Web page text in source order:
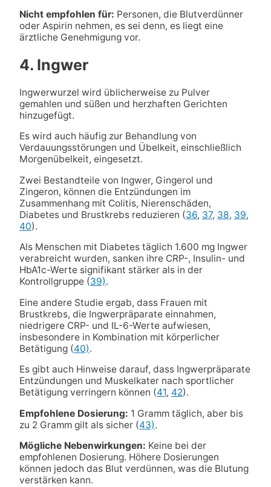
Nicht empfohlen für: Personen, die Blutverdünner
oder Aspirin nehmen, es sei denn, es liegt eine
ärztliche Genehmigung vor.
4. Ingwer
Ingwerwurzel wird üblicherweise zu Pulver
gemahlen und süßen und herzhaften Gerichten
hinzugefügt.
Es wird auch häufig zur Behandlung von
Verdauungsstörungen und Übelkeit, einschließlich
Morgenübelkeit, eingesetzt.
Zwei Bestandteile von Ingwer, Gingerol und
Zingeron, können die Entzündungen im
Zusammenhang mit Colitis, Nierenschäden,
Diabetes und Brustkrebs reduzieren (36, 37, 38, 39,
40).
Als Menschen mit Diabetes täglich 1.600 mg Ingwer
verabreicht wurden, sanken ihre CRP-, Insulin- und
HbA1c-Werte signifikant stärker als in der
Kontrollgruppe (39).
Eine andere Studie ergab, dass Frauen mit
Brustkrebs, die Ingwerpräparate einnahmen,
niedrigere CRP- und IL-6-Werte aufwiesen,
insbesondere in Kombination mit körperlicher
Betätigung (40).
Es gibt auch Hinweise darauf, dass Ingwerpräparate
Entzündungen und Muskelkater nach sportlicher
Betätigung verringern können (41, 42).
Empfohlene Dosierung: 1 Gramm täglich, aber bis
zu 2 Gramm gilt als sicher (43).
Mögliche Nebenwirkungen: Keine bei der
empfohlenen Dosierung. Höhere Dosierungen
können jedoch das Blut verdünnen, was die Blutung
verstärken kann.